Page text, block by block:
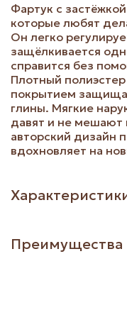
Фартук с
которые любят
Он легко
защёлкивается
справится без
Плотный
покрытием
глины. Мягкие
давят и не мешают
авторский дизайн
вдохновляет на
Преимущества